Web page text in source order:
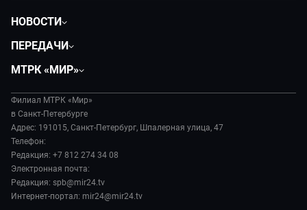
НОВОСТИ
Происшествия
Экономика
Культура
ПЕРЕДАЧИ
Игра в кино
Исторический детектив
Миллион за 5 минут
МИР. Мнение
Мировое соглашение
Пять причин поехать в...
МТРК «МИР»
История
Руководство
Новости компании
Пресса о нас
Карьера
Реклама
Филиал МТРК «Мир»
в Санкт-Петербурге
Адрес: 191015, Санкт-Петербург, Шпалерная улица, 47
Телефон:
Редакция: +7 812 274 34 08
Электронная почта:
Редакция: spb@mir24.tv
Интернет-портал: mir24@mir24.tv